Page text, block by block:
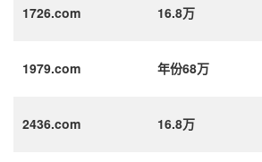
1726.com 16.8万
1979.com 年份68万
2436.com 16.8万